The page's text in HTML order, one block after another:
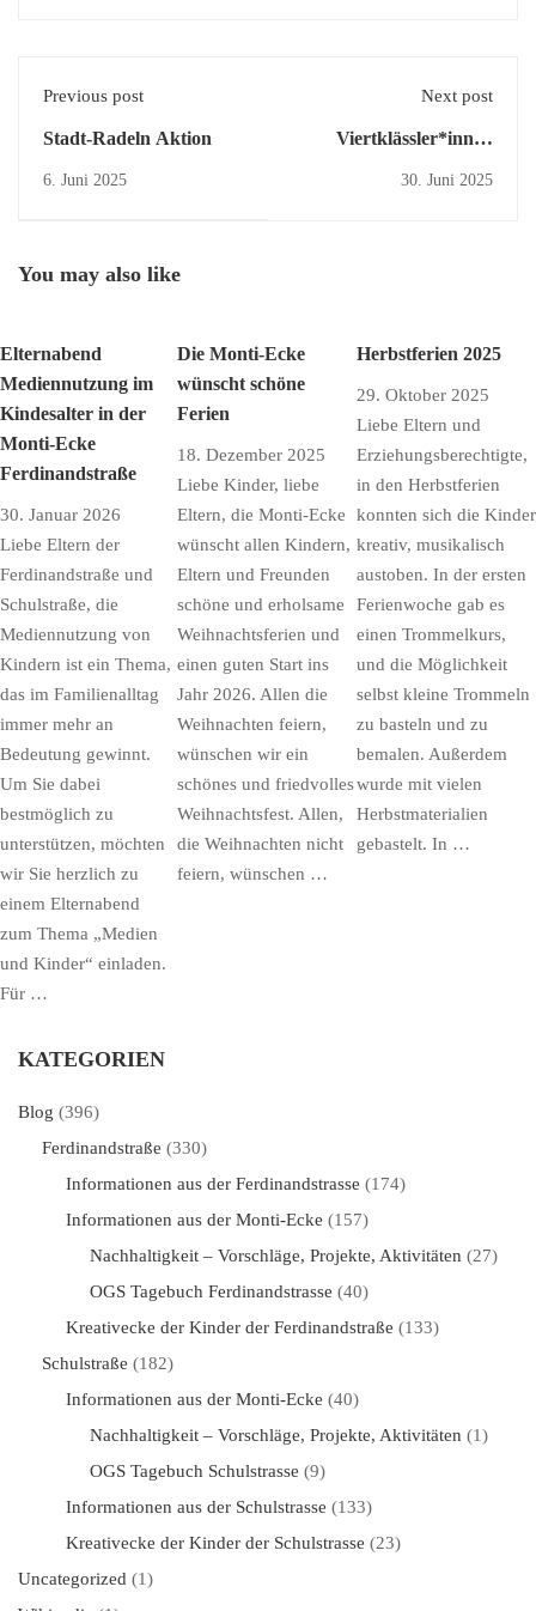
Previous post
Stadt-Radeln Aktion
6. Juni 2025
Next post
Viertklässler*innen
30. Juni 2025
You may also like
Elternabend
Mediennutzung im
Kindesalter in der
Monti-Ecke
Ferdinandstraße
30. Januar 2026
Liebe Eltern der
Ferdinandstraße und
Schulstraße, die
Mediennutzung von
Kindern ist ein Thema,
das im Familienalltag
immer mehr an
Bedeutung gewinnt.
Um Sie dabei
bestmöglich zu
unterstützen, möchten
wir Sie herzlich zu
einem Elternabend
zum Thema „Medien
und Kinder“ einladen.
Für …
Die Monti-Ecke
wünscht schöne
Ferien
18. Dezember 2025
Liebe Kinder, liebe
Eltern, die Monti-Ecke
wünscht allen Kindern,
Eltern und Freunden
schöne und erholsame
Weihnachtsferien und
einen guten Start ins
Jahr 2026. Allen die
Weihnachten feiern,
wünschen wir ein
schönes und friedvolles
Weihnachtsfest. Allen,
die Weihnachten nicht
feiern, wünschen …
Herbstferien 2025
29. Oktober 2025
Liebe Eltern und
Erziehungsberechtigte,
in den Herbstferien
konnten sich die Kinder
kreativ, musikalisch
austoben. In der ersten
Ferienwoche gab es
einen Trommelkurs,
und die Möglichkeit
selbst kleine Trommeln
zu basteln und zu
bemalen. Außerdem
wurde mit vielen
Herbstmaterialien
gebastelt. In …
KATEGORIEN
Blog (396)
Ferdinandstraße (330)
Informationen aus der Ferdinandstrasse (174)
Informationen aus der Monti-Ecke (157)
Nachhaltigkeit – Vorschläge, Projekte, Aktivitäten (27)
OGS Tagebuch Ferdinandstrasse (40)
Kreativecke der Kinder der Ferdinandstraße (133)
Schulstraße (182)
Informationen aus der Monti-Ecke (40)
Nachhaltigkeit – Vorschläge, Projekte, Aktivitäten (1)
OGS Tagebuch Schulstrasse (9)
Informationen aus der Schulstrasse (133)
Kreativecke der Kinder der Schulstrasse (23)
Uncategorized (1)